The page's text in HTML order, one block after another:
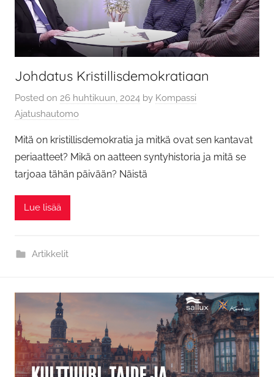
Johdatus Kristillisdemokratiaan
Posted on 26 huhtikuun, 2024 by Kompassi
Ajatushautomo
Mitä on kristillisdemokratia ja mitkä ovat sen kantavat
periaatteet? Mikä on aatteen syntyhistoria ja mitä se
tarjoaa tähän päivään? Näistä
Lue lisää
Artikkelit